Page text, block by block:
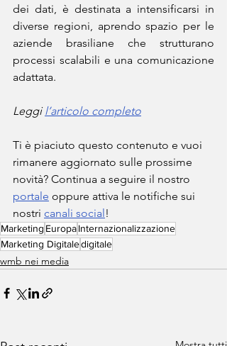
dei dati, è destinata a intensificarsi in
diverse regioni, aprendo spazio per le
aziende brasiliane che strutturano
processi scalabili e una comunicazione
adattata.
Leggi l’articolo completo
Ti è piaciuto questo contenuto e vuoi
rimanere aggiornato sulle prossime
novità? Continua a seguire il nostro
portale oppure attiva le notifiche sui
nostri canali social !
Marketing EuropaInternazionalizzazione
Marketing Digitaledigitale
wmb nei media